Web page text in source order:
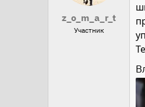
а
z_o_m_a_r_t
Участник